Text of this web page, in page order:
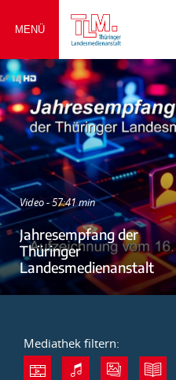
MENÜ
Video - 57:41 min
Jahresempfang der
Thüringer
Landesmedienanstalt
Mediathek filtern: